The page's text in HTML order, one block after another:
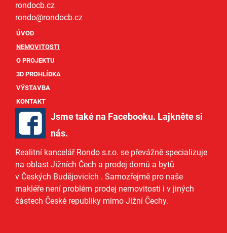
rondocb.cz
rondo@rondocb.cz
ÚVOD
NEMOVITOSTI
O PROJEKTU
3D PROHLÍDKA
VÝSTAVBA
KONTAKT
Jsme také na Facebooku. Lajkněte si
nás.
Realitní kancelář Rondo s.r.o. se převážně specializuje
na oblast Jižních Čech a prodej domů a bytů
v Českých Budějovicích . Samozřejmě pro naše
makléře není problém prodej nemovitosti i v jiných
částech České republiky mimo Jižní Čechy.